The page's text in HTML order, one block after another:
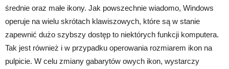
średnie oraz małe ikony. Jak powszechnie wiadomo, Windows
operuje na wielu skrótach klawiszowych, które są w stanie
zapewnić dużo szybszy dostęp to niektórych funkcji komputera.
Tak jest również i w przypadku operowania rozmiarem ikon na
pulpicie. W celu zmiany gabarytów owych ikon, wystarczy